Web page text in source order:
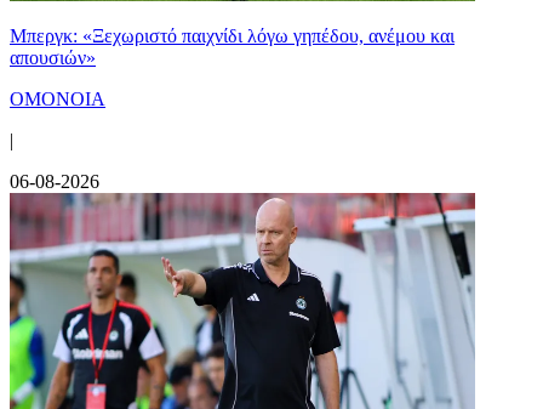
Μπεργκ: «Ξεχωριστό παιχνίδι λόγω γηπέδου, ανέμου και
απουσιών»
ΟΜΟΝΟΙΑ
|
06-08-2026